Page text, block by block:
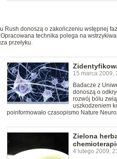
Rush donoszą o zakończeniu wstępnej
technika polega na
przełyku.
15 marca 2009,
Badacze z
donoszą o
rozwój bólu
uszkodzeniem
poinformowało czasopismo Nature
Zielona
4 lutego 2009,